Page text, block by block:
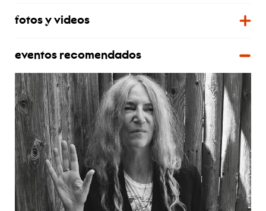
fotos y videos
eventos recomendados